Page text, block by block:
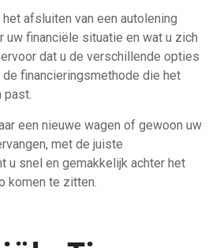
afsluiten van een autolening
uw financiële situatie en wat u zich
dat u de verschillende opties
financieringsmethode die het
past.
een nieuwe wagen of gewoon uw
met de juiste
u snel en gemakkelijk achter het
komen te zitten.